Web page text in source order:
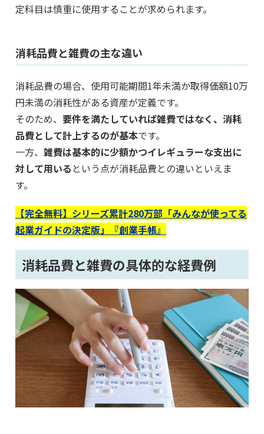
定科目は慎重に使用することが求められます。
消耗品費と雑費の主な違い
消耗品費の場合、使用可能期間1年未満か取得価額10万
円未満の消耗性がある資産が定義です。
そのため、 要件を満たしていれば雑費ではなく、消耗
品費として計上するのが基本です。
一方、 雑費は基本的に少額かつイレギュラーな支出に
対して用いる という点が消耗品費との違いといえま
す。
【完全無料】シリーズ累計280万部「みんなが使ってる
起業ガイドの決定版」『創業手帳』
消耗品費と雑費の具体的な経費例